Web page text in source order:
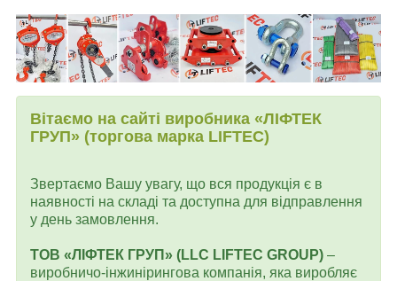
Вітаємо на сайті виробника «ЛІФТЕК
ГРУП» (торгова марка LIFTEC)
Звертаємо Вашу увагу, що вся продукція є в
наявності на складі та доступна для відправлення
у день замовлення.
ТОВ «ЛІФТЕК ГРУП» (LLC LIFTEC GROUP) –
виробничо-інжинірингова компанія, яка виробляє